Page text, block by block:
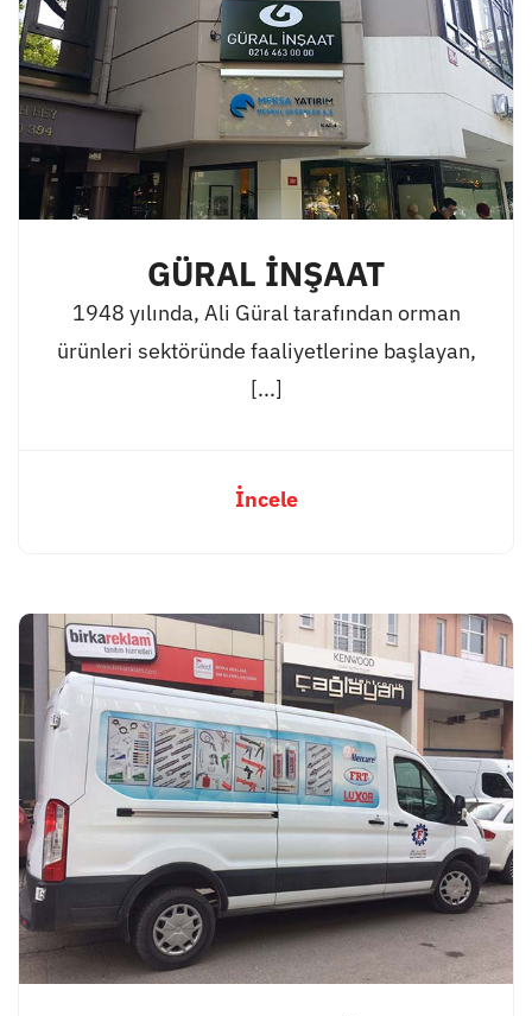
GÜRAL İNŞAAT
1948 yılında, Ali Güral tarafından orman
ürünleri sektöründe faaliyetlerine başlayan,
[...]
İncele